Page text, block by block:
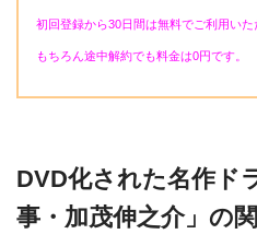
初回登録から30日間は無料でご利用いた
もちろん途中解約でも料金は0円です。
DVD化された名作ド
事・加茂伸之介」の